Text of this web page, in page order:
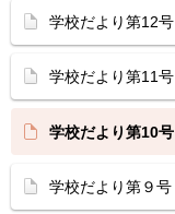
学校だより第12号
学校だより第11号
学校だより第10号
学校だより第９号